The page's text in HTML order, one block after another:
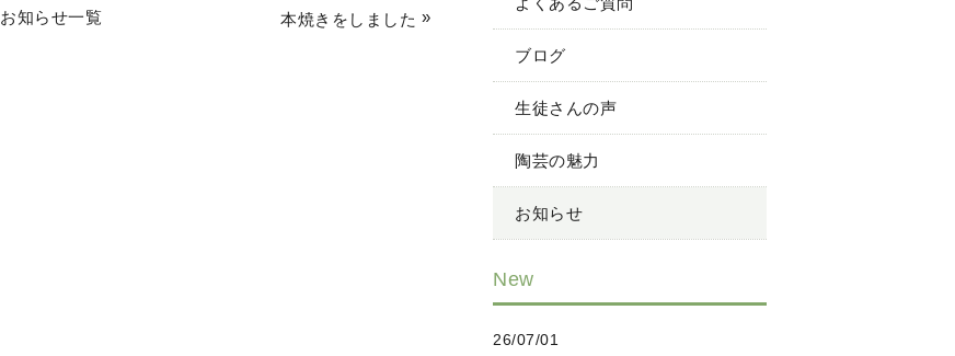
お知らせ一覧 本焼きをしました »
ブログ
生徒さんの声
陶芸の魅力
お知らせ
New
26/07/01